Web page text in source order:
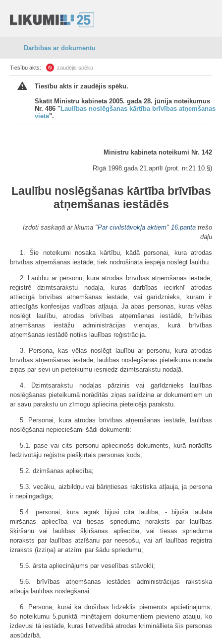
Darbības ar dokumentu
Tiesību akts: zaudējis spēku
Tiesību akts ir zaudējis spēku.
Skatīt Ministru kabineta 2005. gada 28. jūnija noteikumus
Nr. 486 "Laulības noslēgšanas kārtība brīvības atņemšanas
vietā".
Ministru kabineta noteikumi Nr. 142
Rīgā 1998.gada 21.aprīlī (prot. nr.21 10.§)
Laulību noslēgšanas kārtība brīvības
atņemšanas iestādēs
Izdoti saskaņā ar likuma "Par civilstāvokļa aktiem" 16.panta trešo
daļu
1. Šie noteikumi nosaka kārtību, kādā personai, kura atrodas
brīvības atņemšanas iestādē, tiek nodrošināta iespēja noslēgt laulību.
2. Laulību ar personu, kura atrodas brīvības atņemšanas iestādē,
reģistrē dzimtsarakstu nodaļa, kuras darbības iecirknī atrodas
attiecīgā brīvības atņemšanas iestāde, vai garīdznieks, kuram ir
attiecīgās konfesijas vadības atļauja. Ja abas personas, kuras vēlas
noslēgt laulību, atrodas brīvības atņemšanas iestādē, brīvības
atņemšanas iestāžu administrācijas vienojas, kurā brīvības
atņemšanas iestādē notiks laulības reģistrācija.
3. Persona, kas vēlas noslēgt laulību ar personu, kura atrodas
brīvības atņemšanas iestādē, laulības noslēgšanas pieteikumā norāda
ziņas par sevi un pieteikumu iesniedz dzimtsarakstu nodaļā.
4. Dzimtsarakstu nodaļas pārzinis vai garīdznieks laulības
noslēgšanas pieteikumā norādītās ziņas salīdzina ar dokumentiem un
ar savu parakstu un zīmogu apliecina pieteicēja parakstu.
5. Personai, kura atrodas brīvības atņemšanas iestādē, laulības
noslēgšanai nepieciešami šādi dokumenti:
5.1. pase vai cits personu apliecinošs dokuments, kurā norādīts
Iedzīvotāju reģistra piešķirtais personas kods;
5.2. dzimšanas apliecība;
5.3. vecāku, aizbildņu vai bāriņtiesas rakstiska atļauja, ja persona
ir nepilngadīga;
5.4. personai, kura agrāk bijusi citā laulībā, - bijušā laulātā
miršanas apliecība vai tiesas sprieduma noraksts par laulības
šķiršanu vai laulības šķiršanas apliecība, vai tiesas sprieduma
noraksts par laulības atzīšanu par neesošu, vai arī laulības reģistra
izraksts (izziņa) ar atzīmi par šādu spriedumu;
5.5. ārsta apliecinājums par veselības stāvokli;
5.6. brīvības atņemšanas iestādes administrācijas rakstiska
atļauja laulības noslēgšanai.
6. Persona, kurai kā drošības līdzeklis piemērots apcietinājums,
šo noteikumu 5.punktā minētajiem dokumentiem pievieno atauju, ko
izdevusi tā iestāde, kuras lietvedībā atrodas krimināllieta šīs personas
apsūdzībā.